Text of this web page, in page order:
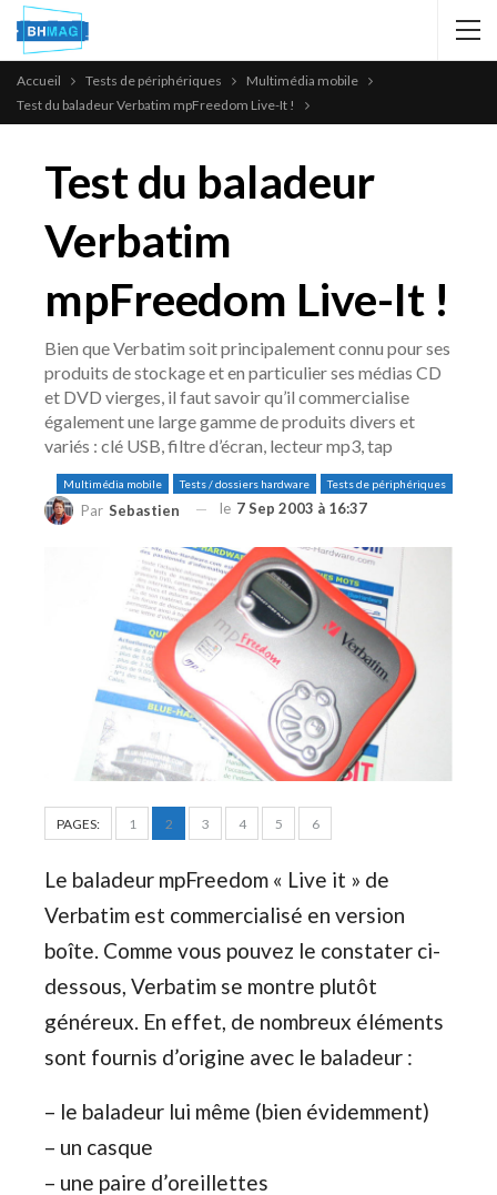
Accueil Tests de périphériques
Multimédia mobile
Test du baladeur Verbatim mpFreedom Live-It !
Test du baladeur
Verbatim
mpFreedom Live-It !
Bien que Verbatim soit principalement connu pour ses
produits de stockage et en particulier ses médias CD
et DVD vierges, il faut savoir qu’il commercialise
également une large gamme de produits divers et
variés : clé USB, filtre d’écran, lecteur mp3, tap
Multimédia mobile Tests / dossiers hardware Tests de périphériques
Par Sebastien le 7 Sep 2003 à 16:37
PAGES: 1 2 3 4 5 6
Le baladeur mpFreedom « Live it » de
Verbatim est commercialisé en version
boîte. Comme vous pouvez le constater ci-
dessous, Verbatim se montre plutôt
généreux. En effet, de nombreux éléments
sont fournis d’origine avec le baladeur :
– le baladeur lui même (bien évidemment)
– un casque
– une paire d’oreillettes